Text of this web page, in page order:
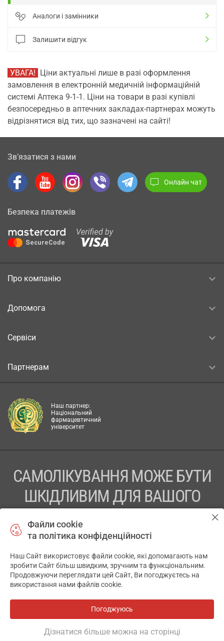
Аналоги і замінники
Залишити відгук
УВАГА! Ціни актуальні лише в разі оформлення
замовлення в електронній медичній інформаційній
системі Аптека 9-1-1. Ціни на товари в разі купівлі
безпосередньо в аптечних закладах-партнерах можуть
відрізнятися від тих, що зазначені на сайті!
Зв’язатися з нами
Онлайн чат
Безпека платежів
Про компанію
Допомога
Сервіси
Партнерам
Наш партнер:
Національний
фармацевтичний
університет
САМОЛІКУВАННЯ МОЖЕ БУТИ
ШКІДЛИВИМ ДЛЯ ВАШОГО
ПЕРЕД ЗАСТОСУВАННЯМ ПРЕПАРАТУ ПРОКОНСУЛЬТУЙТЕСЬ
ТОВ «АПТЕКА 911.ЮА» Код ЄДРПОУ 43631965.
Відмова від відповідальності
© 2014-2026. Медична інформаційна система АПТЕКА911.ЮА
Файли cookie
та політика конфіденційності
Наш Сайт використовує файли cookie, які допомагають нам
зробити Сайт більш швидким, зручним та функціональним.
Продовжуючи переглядати цей Сайт, Ви погоджуєтесь на
використання нами файлів cookie.
Погоджуюсь
Дізнатися більше можна на сторінці
✕